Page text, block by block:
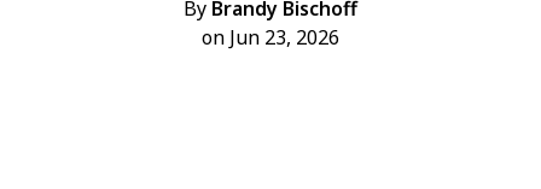
By Brandy Bischoff
on Jun 23, 2026